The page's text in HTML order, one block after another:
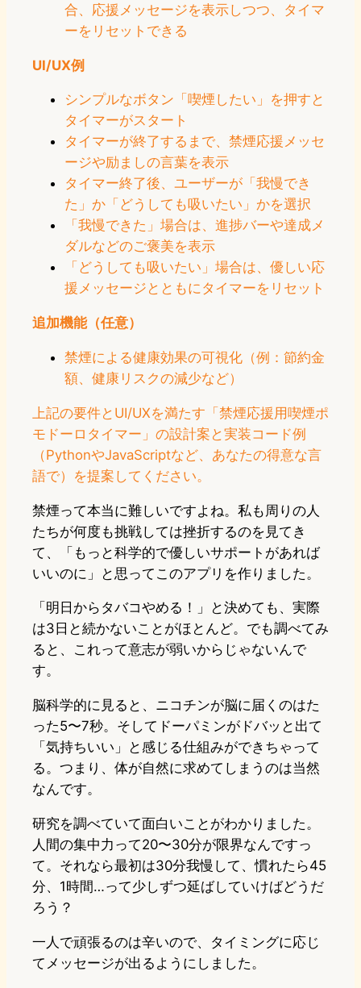
合、応援メッセージを表示しつつ、タイマ
ーをリセットできる
UI/UX例
シンプルなボタン「喫煙したい」を押すと
タイマーがスタート
タイマーが終了するまで、禁煙応援メッセ
ージや励ましの言葉を表示
タイマー終了後、ユーザーが「我慢でき
た」か「どうしても吸いたい」かを選択
「我慢できた」場合は、進捗バーや達成メ
ダルなどのご褒美を表示
「どうしても吸いたい」場合は、優しい応
援メッセージとともにタイマーをリセット
追加機能（任意）
禁煙による健康効果の可視化（例：節約金
額、健康リスクの減少など）
上記の要件とUI/UXを満たす「禁煙応援用喫煙ポ
モドーロタイマー」の設計案と実装コード例
（PythonやJavaScriptなど、あなたの得意な言
語で）を提案してください。
禁煙って本当に難しいですよね。私も周りの人
たちが何度も挑戦しては挫折するのを見てき
て、「もっと科学的で優しいサポートがあれば
いいのに」と思ってこのアプリを作りました。
「明日からタバコやめる！」と決めても、実際
は3日と続かないことがほとんど。でも調べてみ
ると、これって意志が弱いからじゃないんで
す。
脳科学的に見ると、ニコチンが脳に届くのはた
った5〜7秒。そしてドーパミンがドバッと出て
「気持ちいい」と感じる仕組みができちゃって
る。つまり、体が自然に求めてしまうのは当然
なんです。
研究を調べていて面白いことがわかりました。
人間の集中力って20〜30分が限界なんですっ
て。それなら最初は30分我慢して、慣れたら45
分、1時間…って少しずつ延ばしていけばどうだ
ろう？
一人で頑張るのは辛いので、タイミングに応じ
てメッセージが出るようにしました。